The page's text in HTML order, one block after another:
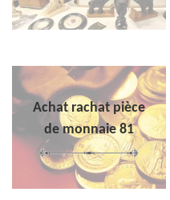
Achat rachat pièce
de monnaie 81